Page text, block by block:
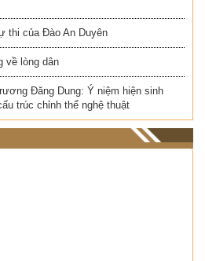
thi của Đào An Duyên
về lòng dân
Đăng Dung: Ý niệm hiện sinh
trúc chỉnh thể nghệ thuật